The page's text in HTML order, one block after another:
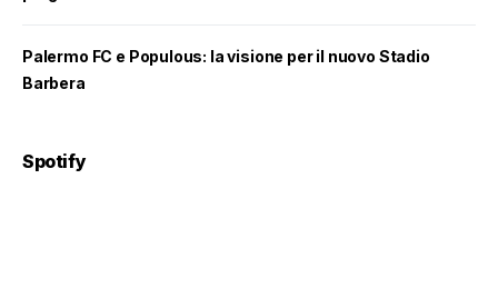
Palermo FC e Populous: la visione per il nuovo Stadio
Barbera
Spotify